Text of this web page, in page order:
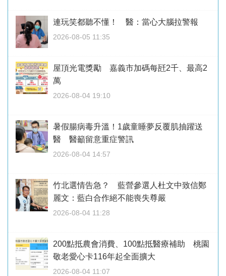
連玩笑都聽不懂！ 醫：當心大腦拉警報
2026-08-05 11:35
屋頂光電獎勵 嘉義市加碼每瓩2千、最高2
萬
2026-08-04 19:10
暑假腸病毒升溫！1歲童睡夢反覆肌抽躍送
醫 醫籲留意重症警訊
2026-08-04 14:57
竹北選情告急？ 藍營參選人杜文中致信鄭
麗文：藍白合作絕不能喪失尊嚴
2026-08-04 11:28
200點抵農會消費、100點抵醫療補助 桃園
敬老愛心卡116年起全面擴大
2026-08-04 11:07